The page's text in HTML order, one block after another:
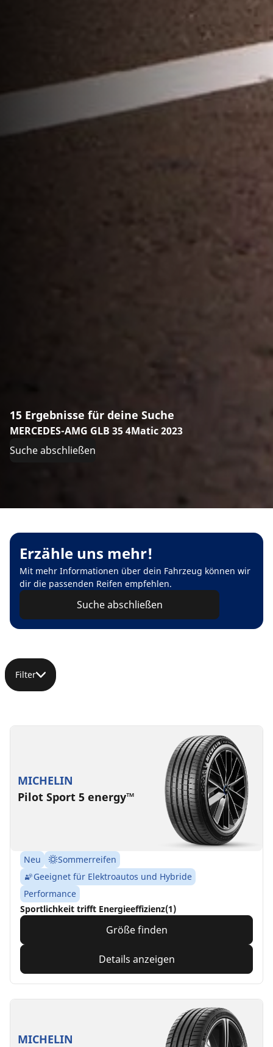
15 Ergebnisse für deine Suche
MERCEDES-AMG GLB 35 4Matic 2023
Suche abschließen
Erzähle uns mehr!
Mit mehr Informationen über dein Fahrzeug können wir
dir die passenden Reifen empfehlen.
Suche abschließen
Filter
MICHELIN
Pilot Sport 5 energy™
Neu
Sommerreifen
Geeignet für Elektroautos und Hybride
Performance
Sportlichkeit trifft Energieeffizienz(1)
Größe finden
Details anzeigen
MICHELIN